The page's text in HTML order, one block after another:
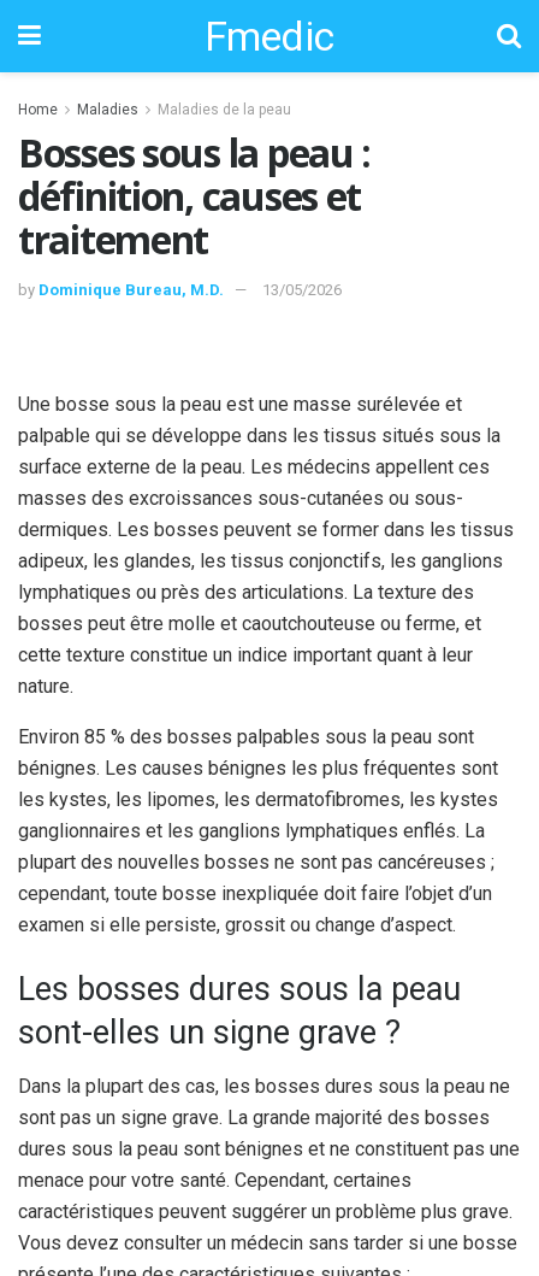
Fmedic
Home Maladies Maladies de la peau
Bosses sous la peau :
définition, causes et
traitement
by Dominique Bureau, M.D. 13/05/2026
Une bosse sous la peau est une masse surélevée et
palpable qui se développe dans les tissus situés sous la
surface externe de la peau. Les médecins appellent ces
masses des excroissances sous-cutanées ou sous-
dermiques. Les bosses peuvent se former dans les tissus
adipeux, les glandes, les tissus conjonctifs, les ganglions
lymphatiques ou près des articulations. La texture des
bosses peut être molle et caoutchouteuse ou ferme, et
cette texture constitue un indice important quant à leur
nature.
Environ 85 % des bosses palpables sous la peau sont
bénignes. Les causes bénignes les plus fréquentes sont
les kystes, les lipomes, les dermatofibromes, les kystes
ganglionnaires et les ganglions lymphatiques enflés. La
plupart des nouvelles bosses ne sont pas cancéreuses ;
cependant, toute bosse inexpliquée doit faire l’objet d’un
examen si elle persiste, grossit ou change d’aspect.
Les bosses dures sous la peau
sont-elles un signe grave ?
Dans la plupart des cas, les bosses dures sous la peau ne
sont pas un signe grave. La grande majorité des bosses
dures sous la peau sont bénignes et ne constituent pas une
menace pour votre santé. Cependant, certaines
caractéristiques peuvent suggérer un problème plus grave.
Vous devez consulter un médecin sans tarder si une bosse